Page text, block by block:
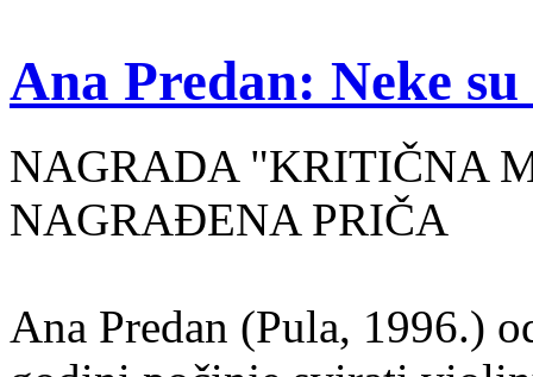
Ana Predan: Neke
NAGRADA "KRITIČNA
NAGRAĐENA PRIČA
Ana Predan (Pula, 1996.)